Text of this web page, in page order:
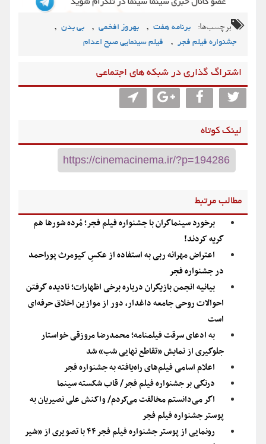
برچسب‌ها: برنامه هفت , بهروز افخمی , بی بدن ,
جشنواره فیلم فجر , فیلم سینمایی صبح اعدام
اشتراگ گذاری در شبکه های اجتماعی
لینک کوتاه
مطالب مرتبط
برخورد سینماگران با جشنواره فیلم فجر؛ مُرده شورها هم
گریه کردند!
اعتراض مهرانه ربی به استفاده از عکسِ کیومرث پوراحمد
در جشنواره فجر
بیانیه انجمن بازیگران درباره برخی اظهارات؛ نادیده گرفتن
احوالات روحی جامعه داغدار، دور از موازین اخلاق حرفه‌ای
است
به ادعای سرقت فیلمنامه؛ محمدرضا مروزقی خواستار
جلوگیری از نمایش «تقاطع نهایی شب» شد
اعلام اسامی فیلم‌های راه‌یافته به جشنواره فجر
درنگی بر جشنواره فیلم فجر/ قاب شکسته سینما
اگر می‌دانستم مخالفت می‌کردم/ واکنش علی نصیریان به
پوستر جشنواره فیلم فجر
رونمایی از پوستر جشنواره فیلم فجر ۴۴ با تصویری از «شیر